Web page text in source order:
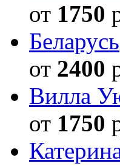
от 1750
Беларусь
от 2400
Вилла
от 1750